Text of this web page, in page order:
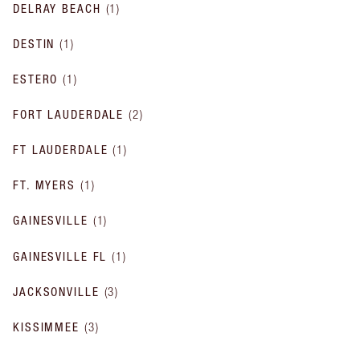
DELRAY BEACH (1)
DESTIN (1)
ESTERO (1)
FORT LAUDERDALE (2)
FT LAUDERDALE (1)
FT. MYERS (1 )
GAINESVILLE (1)
GAINESVILLE FL (1)
JACKSONVILLE (3)
KISSIMMEE (3)